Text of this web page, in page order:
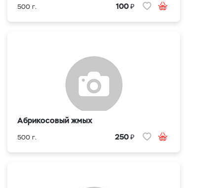
500 г. 100₽
Абрикосовый жмых
500 г. 250₽